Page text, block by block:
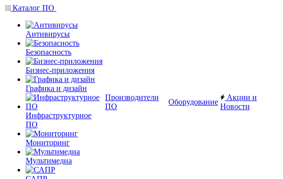
Каталог ПО
Антивирусы
Безопасность
Бизнес-приложения
Графика и дизайн
Инфраструктурное
ПО
Мониторинг
Мультимедиа
Производители
ПО
Оборудование
Акции и
Новости